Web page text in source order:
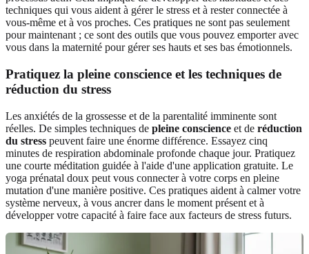
techniques qui vous aident à gérer le stress et à rester connectée à
vous-même et à vos proches. Ces pratiques ne sont pas seulement
pour maintenant ; ce sont des outils que vous pouvez emporter avec
vous dans la maternité pour gérer ses hauts et ses bas émotionnels.
Pratiquez la pleine conscience et les techniques de
réduction du stress
Les anxiétés de la grossesse et de la parentalité imminente sont
réelles. De simples techniques de pleine conscience et de réduction
du stress peuvent faire une énorme différence. Essayez cinq
minutes de respiration abdominale profonde chaque jour. Pratiquez
une courte méditation guidée à l'aide d'une application gratuite. Le
yoga prénatal doux peut vous connecter à votre corps en pleine
mutation d'une manière positive. Ces pratiques aident à calmer votre
système nerveux, à vous ancrer dans le moment présent et à
développer votre capacité à faire face aux facteurs de stress futurs.